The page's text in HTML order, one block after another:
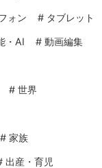
ォン # タブレット
・AI # 動画編集
# 世界
# 家族
出産・育児